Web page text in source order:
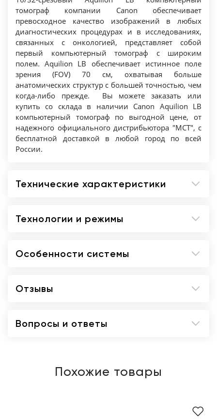
Детектор - 16 строк с шириной элемента 0,5
мм
Апертура гентри - 90 см
Поле обзора FOV - 70 см у детектора
QuantumPLUS
Реконструкция - До 22 изображений в
секунду
Грузоподъемность стола - 300 кг
Для сканирования молочных желез есть
возможность наклонить упор на угол до 25
градусов.
Дека для лучевой терапии с системой
томограф компании Canon обеспечивает
превосходное качество изображений в любых
диагностических процедурах и в исследованиях,
связанных с онкологией, представляет собой
первый компьютерный томограф с широким
полем. Aquilion LB обеспечивает истинное поле
зрения (FOV) 70 см, охватывая больше
анатомических структур с большей точностью, чем
когда-либо прежде. Вы можете заказать или
купить со склада в наличии Canon Aquilion LB
компьютерный томограф по выгодной цене, от
надежного официального дистрибьютора "МСТ", с
бесплатной доставкой в любой город по всей
России.
Технические характеристики
Технологии и режимы
Особенности системы
Отзывы
Вопросы и ответы
Похожие товары